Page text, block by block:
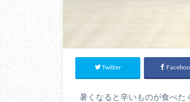
Twitter
暑くなると辛いものが食べた